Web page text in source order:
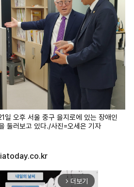
일 오후 서울 중구 을지로에 있는 장애인
둘러보고 있다./사진=오세은 기자
arrow_forward_ios 더보기